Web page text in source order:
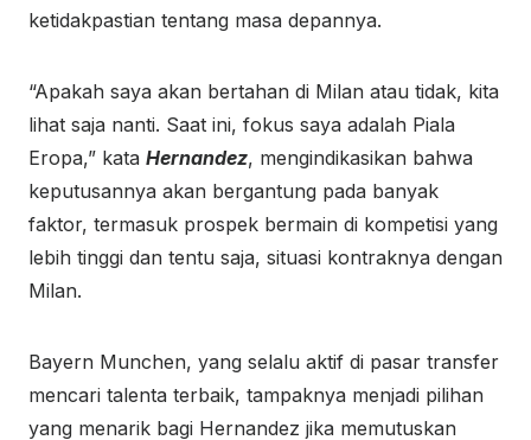
ketidakpastian tentang masa depannya.
“Apakah saya akan bertahan di Milan atau tidak, kita
lihat saja nanti. Saat ini, fokus saya adalah Piala
Eropa,” kata Hernandez, mengindikasikan bahwa
keputusannya akan bergantung pada banyak
faktor, termasuk prospek bermain di kompetisi yang
lebih tinggi dan tentu saja, situasi kontraknya dengan
Milan.
Bayern Munchen, yang selalu aktif di pasar transfer
mencari talenta terbaik, tampaknya menjadi pilihan
yang menarik bagi Hernandez jika memutuskan